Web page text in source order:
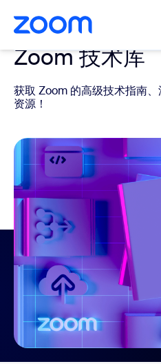
至主要内容
至帮助聊天
Zoom 技术库
获取 Zoom 的高级技术指南
资源！